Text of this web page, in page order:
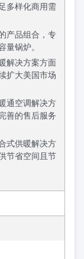
多样化商用需
产品组合，专
量锅炉。
解决方案方面
扩大美国市场
通空调解决方
善的售后服务
式供暖解决方
节省空间且节